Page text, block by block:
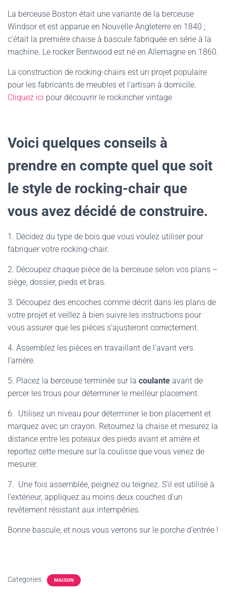
La berceuse Boston était une variante de la berceuse
Windsor et est apparue en Nouvelle-Angleterre en 1840 ;
c’était la première chaise à bascule fabriquée en série à la
machine. Le rocker Bentwood est né en Allemagne en 1860.
La construction de rocking-chairs est un projet populaire
pour les fabricants de meubles et l’artisan à domicile.
Cliquez ici pour découvrir le rockincher vintage
Voici quelques conseils à
prendre en compte quel que soit
le style de rocking-chair que
vous avez décidé de construire.
1. Décidez du type de bois que vous voulez utiliser pour
fabriquer votre rocking-chair.
2. Découpez chaque pièce de la berceuse selon vos plans –
siège, dossier, pieds et bras.
3. Découpez des encoches comme décrit dans les plans de
votre projet et veillez à bien suivre les instructions pour
vous assurer que les pièces s’ajusteront correctement.
4. Assemblez les pièces en travaillant de l’avant vers
l’arrière.
5. Placez la berceuse terminée sur la coulante avant de
percer les trous pour déterminer le meilleur placement.
6. Utilisez un niveau pour déterminer le bon placement et
marquez avec un crayon. Retournez la chaise et mesurez la
distance entre les poteaux des pieds avant et arrière et
reportez cette mesure sur la coulisse que vous venez de
mesurer.
7. Une fois assemblée, peignez ou teignez. S’il est utilisé à
l’extérieur, appliquez au moins deux couches d’un
revêtement résistant aux intempéries.
Bonne bascule, et nous vous verrons sur le porche d’entrée !
Categories: MAISON